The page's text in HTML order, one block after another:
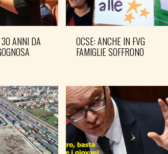
ANNI DA
OCSE: ANCHE IN FVG
FAMIGLIE SOFFRONO